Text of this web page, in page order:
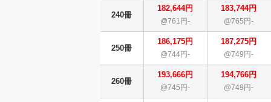
240冊
182,644円
@761円-
183,744円
@765円-
250冊
186,175円
@744円-
187,275円
@749円-
260冊
193,666円
@745円-
194,766円
@749円-